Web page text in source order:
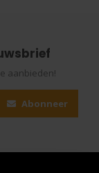
aanbieden!
Abonneer